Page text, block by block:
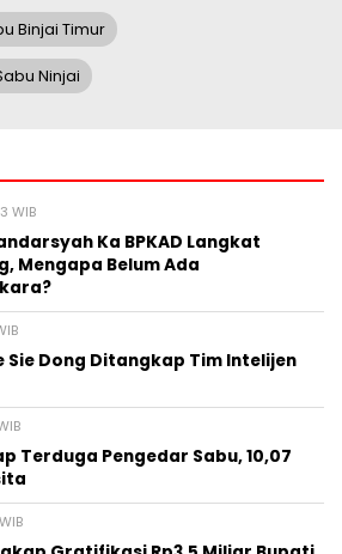
Binjai Timur
Ninjai
WIB
Ka BPKAD Langkat
Mengapa Belum Ada
Sie Dong Ditangkap Tim Intelijen
Terduga Pengedar Sabu, 10,07